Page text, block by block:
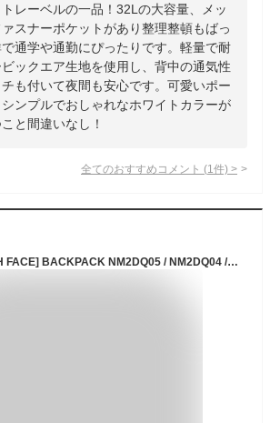
レーベルの一品！32Lの大容量、メッ
スナーポケットがあり整理整頓もばっ
通学や通勤にぴったりです。軽量で耐
ックエア生地を使用し、背中の通気性
も付いて夜間も安心です。可愛いポー
ンプルでおしゃれなホワイトカラーが
と間違いなし！
全てのおすすめコメント (1 件) >
送料無料[THE NORTH FACE] BACKPACK NM2DQ05 / NM2DQ04 / NM2DP52バックパック リュック リュックサック 収納 軽い 軽量 通学 学生 カバン バッグ 高校生 中学生 大学生 WHITELABEL 韓国 限定 かわいい 20L / 25L / 30L